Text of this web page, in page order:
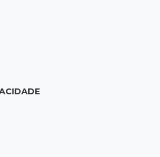
no Amazonas
no 0 a 0 pela 22ª